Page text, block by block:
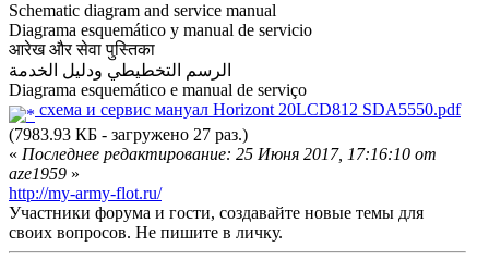
Schematic diagram and service manual
Diagrama esquemático y manual de servicio
आरेख और सेवा पुस्तिका
الرسم التخطيطي ودليل الخدمة
Diagrama esquemático e manual de serviço
схема и сервис мануал Horizont 20LCD812 SDA5550.pdf
(7983.93 КБ - загружено 27 раз.)
« Последнее редактирование: 25 Июня 2017, 17:16:10 от
aze1959 »
http://my-army-flot.ru/
Участники форума и гости, создавайте новые темы для
своих вопросов. Не пишите в личку.